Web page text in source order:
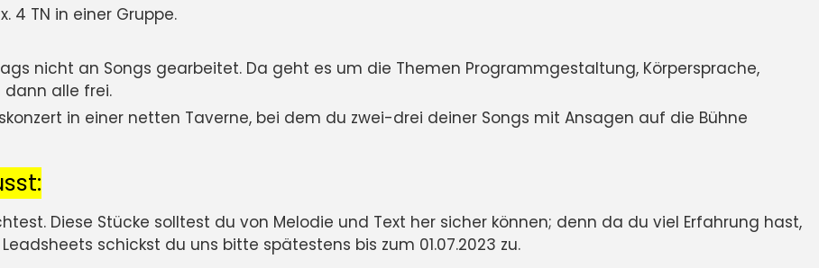
4 TN in einer Gruppe.
nicht an Songs gearbeitet. Da geht es um die Themen Programmgestaltung, Körpersprache,
alle frei.
in einer netten Taverne, bei dem du zwei-drei deiner Songs mit Ansagen auf die Bühne
Diese Stücke solltest du von Melodie und Text her sicher können; denn da du viel Erfahrung hast,
Leadsheets schickst du uns bitte spätestens bis zum 01.07.2023 zu.